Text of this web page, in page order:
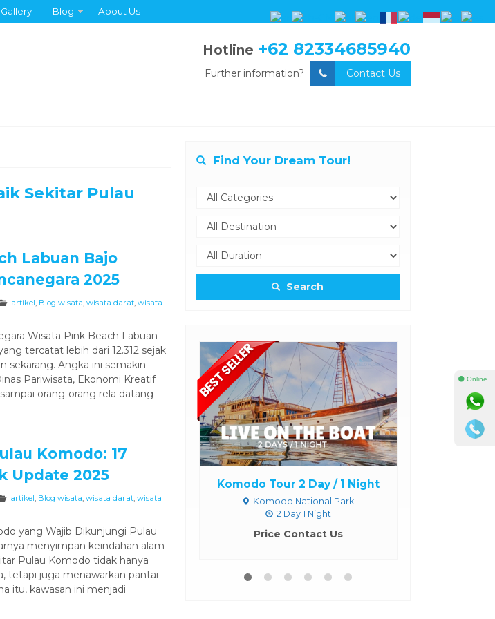
Gallery Blog About Us
Hotline +62 82334685940
Further information? Contact Us
Sekitar Pulau
Labuan Bajo
2025
artikel, Blog wisata, wisata darat, wisata
Wisata Pink Beach Labuan
tercatat lebih dari 12.312 sejak
sekarang. Angka ini semakin
Pariwisata, Ekonomi Kreatif
orang-orang rela datang
Komodo: 17
Update 2025
artikel, Blog wisata, wisata darat, wisata
yang Wajib Dikunjungi Pulau
menyimpan keindahan alam
Pulau Komodo tidak hanya
tetapi juga menawarkan pantai
itu, kawasan ini menjadi
Find Your Dream Tour!
Search
Komodo Tour 2 Day / 1 Night
Komodo National Park
2 Day 1 Night
Price Contact Us
⚫ Online